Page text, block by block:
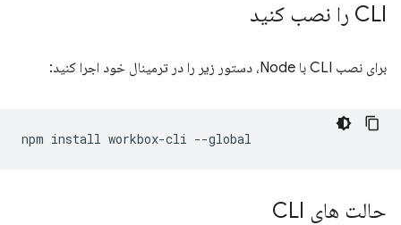
CLI را نصب کنید
برای نصب CLI با Node، دستور زیر را در ترمینال خود اجرا کنید:
npm install workbox-cli
حالت های CLI